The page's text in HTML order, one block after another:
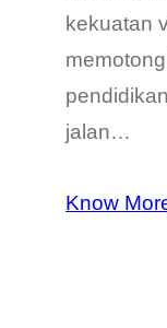
kekuatan
jalan…
Know